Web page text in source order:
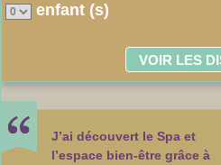
enfant (s)
J’ai découvert le Spa et
l’espace bien-être grâce à